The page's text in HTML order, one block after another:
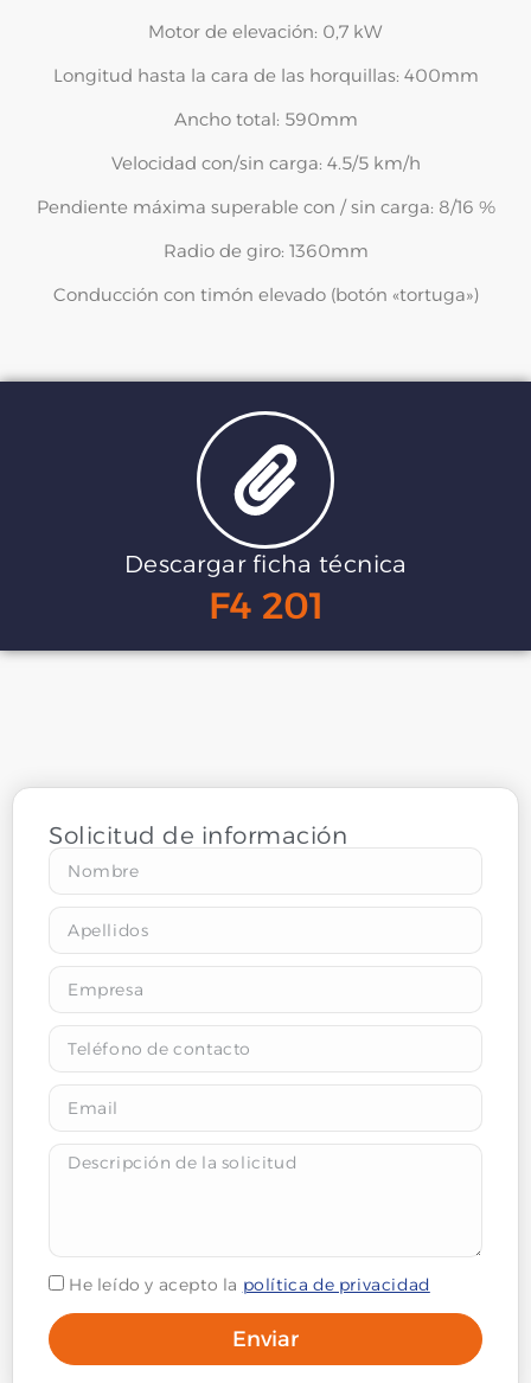
Motor de elevación: 0,7 kW
Longitud hasta la cara de las horquillas: 400mm
Ancho total: 590mm
Velocidad con/sin carga: 4.5/5 km/h
Pendiente máxima superable con / sin carga: 8/16 %
Radio de giro: 1360mm
Conducción con timón elevado (botón «tortuga»)
Descargar ficha técnica
F4 201
Solicitud de información
He leído y acepto la política de privacidad
Enviar